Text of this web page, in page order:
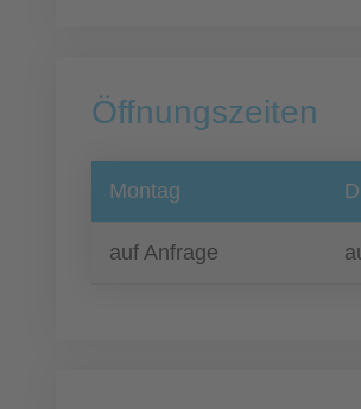
Öffnungszeiten
Montag
auf Anfrage